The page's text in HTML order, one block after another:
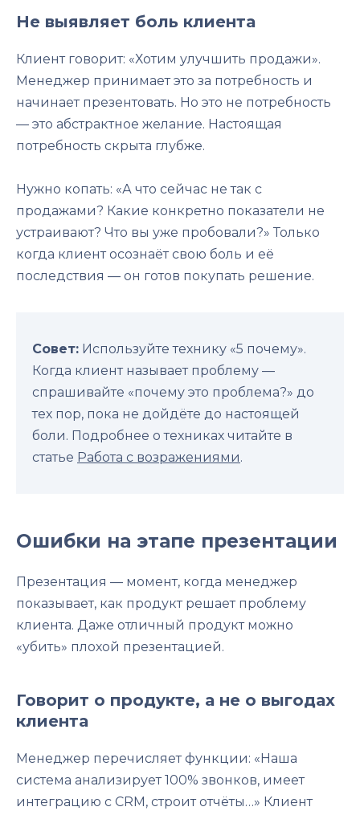
Не выявляет боль клиента
Клиент говорит: «Хотим улучшить продажи».
Менеджер принимает это за потребность и
начинает презентовать. Но это не потребность
— это абстрактное желание. Настоящая
потребность скрыта глубже.
Нужно копать: «А что сейчас не так с
продажами? Какие конкретно показатели не
устраивают? Что вы уже пробовали?» Только
когда клиент осознаёт свою боль и её
последствия — он готов покупать решение.
Совет: Используйте технику «5 почему».
Когда клиент называет проблему —
спрашивайте «почему это проблема?» до
тех пор, пока не дойдёте до настоящей
боли. Подробнее о техниках читайте в
статье Работа с возражениями.
Ошибки на этапе презентации
Презентация — момент, когда менеджер
показывает, как продукт решает проблему
клиента. Даже отличный продукт можно
«убить» плохой презентацией.
Говорит о продукте, а не о выгодах
клиента
Менеджер перечисляет функции: «Наша
система анализирует 100% звонков, имеет
интеграцию с CRM, строит отчёты…» Клиент